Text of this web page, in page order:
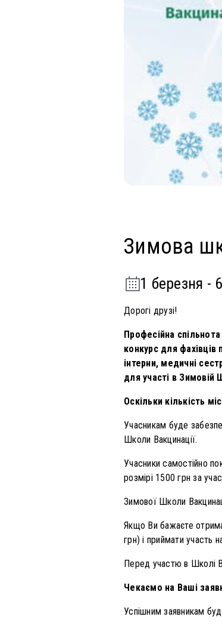
Зимова
1 березня -
Дорогі друзі!
Професійна
конкурс для фахівців
інтерни, медичні
для участі в Зимовій
Оскільки кількість
Учасникам буде
Школи Вакцинації.
Учасники самостійно
розмірі 1500 грн за
Зимової Школи
Якщо Ви бажаєте
грн) і приймати участь
Перед участю в Школі
Чекаємо на Ваші
Успішним заявникам